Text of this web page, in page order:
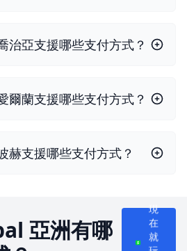
治亞支援哪些支付方式？
爾蘭支援哪些支付方式？
赫支援哪些支付方式？
亞洲有哪
現
在
就